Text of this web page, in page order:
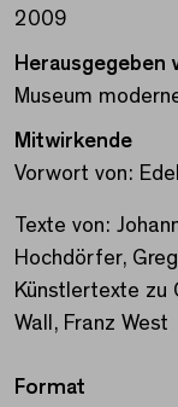
2009
Herausgegeben
Museum
Mitwirkende
Vorwort von:
Texte von:
Hochdörfer,
Künstlertexte zu
Wall, Franz West
Format